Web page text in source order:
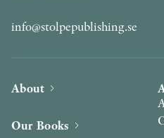
info@stolpepublishing.se
About
Our Books